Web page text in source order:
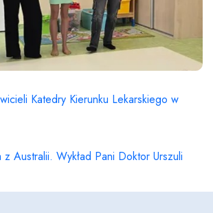
Katedry Kierunku Lekarskiego w
Australii. Wykład Pani Doktor Urszuli